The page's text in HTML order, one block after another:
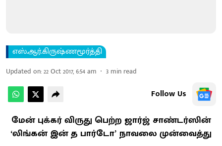
எஸ்.ஆர்.கிருஷ்ணமூர்த்தி
Updated on:22 Oct 2017, 6:54 am 3 min read
Follow Us
மேன் புக்கர் விருது பெற்ற ஜார்ஜ் சாண்டர்ஸின்
‘லிங்கன் இன் த பார்டோ’ நாவலை முன்வைத்து